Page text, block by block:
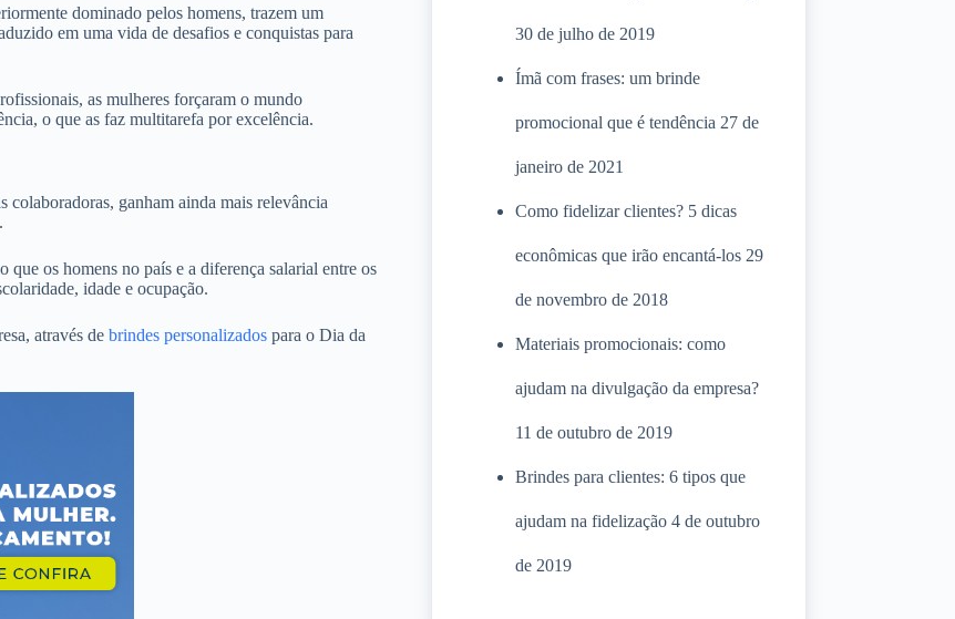
dominado pelos homens, trazem um
em uma vida de desafios e conquistas para
as mulheres forçaram o mundo
o que as faz multitarefa por excelência.
ganham ainda mais relevância
os homens no país e a diferença salarial entre os
idade e ocupação.
através de brindes personalizados para o Dia da
30 de julho de 2019
Ímã com frases: um brinde
promocional que é tendência 27 de
janeiro de 2021
Como fidelizar clientes? 5 dicas
econômicas que irão encantá-los 29
de novembro de 2018
Materiais promocionais: como
ajudam na divulgação da empresa?
11 de outubro de 2019
Brindes para clientes: 6 tipos que
ajudam na fidelização 4 de outubro
de 2019